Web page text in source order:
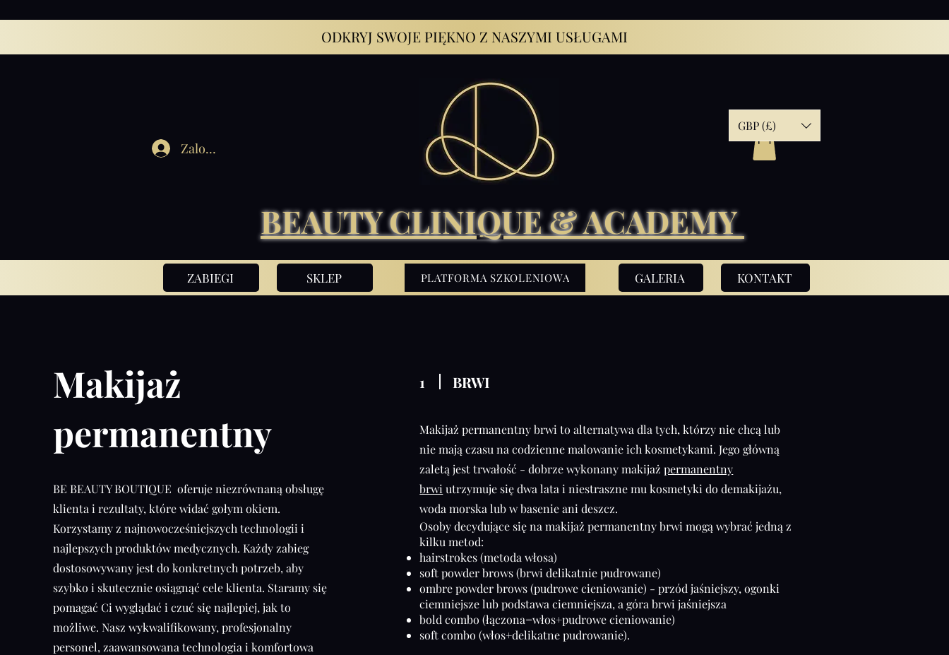
ODKRYJ SWOJE PIĘKNO Z NASZYMI USŁUGAMI
Zaloguj się
BEAUTY CLINIQUE & ACADEMY
ZABIEGI SKLEP PLATFORMA SZKOLENIOWA GALERIA KONTAKT
GBP (£)
Makijaż
permanentny
BE BEAUTY BOUTIQUE oferuje niezrównaną obsługę
klienta i rezultaty, które widać gołym okiem.
Korzystamy z najnowocześniejszych technologii i
najlepszych produktów medycznych. Każdy zabieg
dostosowywany jest do konkretnych potrzeb, aby
szybko i skutecznie osiągnąć cele klienta. Staramy się
pomagać Ci wyglądać i czuć się najlepiej, jak to
możliwe. Nasz wykwalifikowany, profesjonalny
personel, zaawansowana technologia i komfortowa
1 BRWI
Makijaż permanentny brwi to alternatywa dla tych, którzy nie chcą lub
nie mają czasu na codzienne malowanie ich kosmetykami. Jego główną
zaletą jest trwałość - dobrze wykonany makijażpermanentny
brwi utrzymuje się dwa lata i niestraszne mu kosmetyki do demakijażu,
woda morska lub w basenie ani deszcz.
Osoby decydujące się na makijaż permanentny brwi mogą wybrać jedną z
kilku metod:
hairstrokes (metoda włosa)
soft powder brows (brwi delikatnie pudrowane)
ombre powder brows (pudrowe cieniowanie) - przód jaśniejszy, ogonki
ciemniejsze lub podstawa ciemniejsza, a góra brwi jaśniejsza
bold combo (łączona=włos+pudrowe cieniowanie)
soft combo (włos+delikatne pudrowanie).